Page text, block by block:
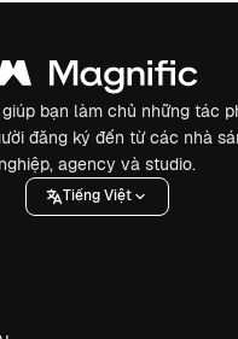
bạn làm chủ những tác
đăng ký đến từ các nhà
nghiệp, agency và studio.
Tiếng Việt